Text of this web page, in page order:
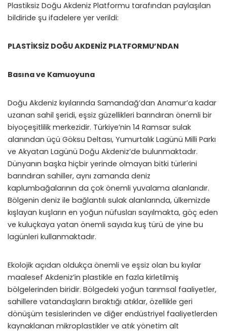
Plastiksiz Doğu Akdeniz Platformu tarafından paylaşılan
bildiride şu ifadelere yer verildi:
PLASTİKSİZ DOĞU AKDENİZ PLATFORMU’NDAN
Basına ve Kamuoyuna
Doğu Akdeniz kıyılarında Samandağ’dan Anamur’a kadar
uzanan sahil şeridi, eşsiz güzellikleri barındıran önemli bir
biyoçeşitlilik merkezidir. Türkiye’nin 14 Ramsar sulak
alanından üçü Göksu Deltası, Yumurtalık Lagünü Milli Parkı
ve Akyatan Lagünü Doğu Akdeniz’de bulunmaktadır.
Dünyanın başka hiçbir yerinde olmayan bitki türlerini
barındıran sahiller, aynı zamanda deniz
kaplumbağalarının da çok önemli yuvalama alanlarıdır.
Bölgenin deniz ile bağlantılı sulak alanlarında, ülkemizde
kışlayan kuşların en yoğun nüfusları sayılmakta, göç eden
ve kuluçkaya yatan önemli sayıda kuş türü de yine bu
lagünleri kullanmaktadır.
Ekolojik açıdan oldukça önemli ve eşsiz olan bu kıyılar
maalesef Akdeniz’in plastikle en fazla kirletilmiş
bölgelerinden biridir. Bölgedeki yoğun tarımsal faaliyetler,
sahillere vatandaşların bıraktığı atıklar, özellikle geri
dönüşüm tesislerinden ve diğer endüstriyel faaliyetlerden
kaynaklanan mikroplastikler ve atık yönetim alt